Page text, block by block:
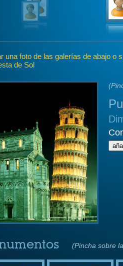
una foto de las galerías de abajo o
de Sol
(Pincha sobre